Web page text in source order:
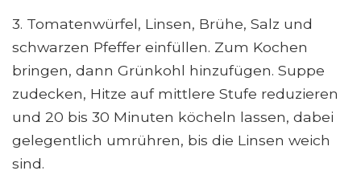
3. Tomatenwürfel, Linsen, Brühe, Salz und
schwarzen Pfeffer einfüllen. Zum Kochen
bringen, dann Grünkohl hinzufügen. Suppe
zudecken, Hitze auf mittlere Stufe reduzieren
und 20 bis 30 Minuten köcheln lassen, dabei
gelegentlich umrühren, bis die Linsen weich
sind.